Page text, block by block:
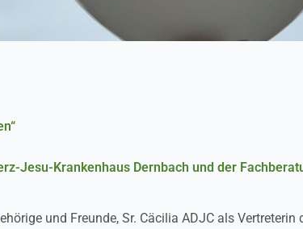
Jesu-Krankenhaus Dernbach und der
und Freunde, Sr. Cäcilia ADJC als